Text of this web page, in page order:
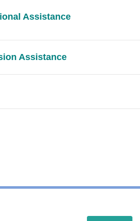
Assistance
Assistance